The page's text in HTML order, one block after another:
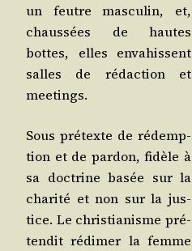
un feutre mas­cu­lin, et,
chaus­sées de hautes
bottes, elles enva­hissent
salles de rédac­tion et
meetings.
Sous pré­texte de rédemp­
tion et de par­don, fidèle à
sa doc­trine basée sur la
cha­ri­té et non sur la jus­
tice. Le chris­tia­nisme pré­
ten­dit rédi­mer la femme